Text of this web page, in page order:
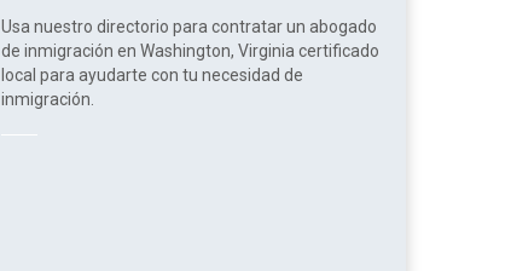
Usa nuestro directorio para contratar un abogado
de inmigración en Washington, Virginia certificado
local para ayudarte con tu necesidad de
inmigración.